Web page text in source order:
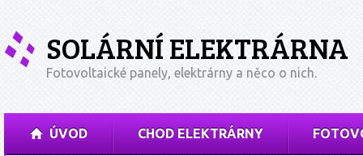
SOLÁRNÍ ELEKTRÁRNA
Fotovoltaické panely, elektrárny a něco o nich.
ÚVOD CHOD ELEKTRÁRNY